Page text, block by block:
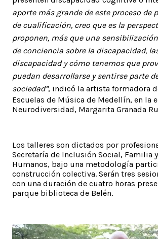
aporte más grande de este proceso de
de cualificación, creo que es la
proponen, más que una
de conciencia sobre la discapacidad,
discapacidad y cómo tenemos que
puedan desarrollarse y sentirse parte
sociedad”, indicó la artista formadora
Escuelas de Música de Medellín, en la
Neurodiversidad, Margarita Granada
Los talleres son dictados por
Secretaría de Inclusión Social, Familia
Humanos, bajo una metodología
construcción colectiva. Serán tres
con una duración de cuatro horas
parque biblioteca de Belén.